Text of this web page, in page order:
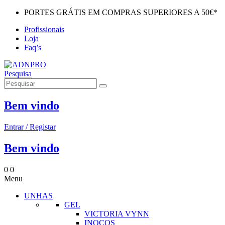
PORTES GRÁTIS EM COMPRAS SUPERIORES A 50€*
Profissionais
Loja
Faq’s
Pesquisa
Bem vindo
Entrar / Registar
Bem vindo
0 0
Menu
UNHAS
GEL
VICTORIA VYNN
INOCOS